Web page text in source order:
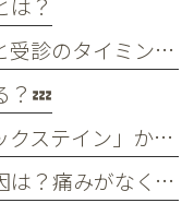
は？
永久歯が生えてこない？原因と受診のタイミングについて
？💤
歯に黒い線が…それ、「ブラックステイン」かもしれません！
歯磨きで歯茎から血が出る原因は？痛みがなくても受診すべき判断基準